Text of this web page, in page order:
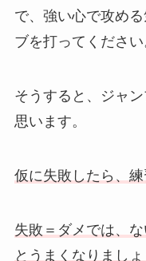
で、強い心で攻め
ブを打ってください
そうすると、ジャ
思います。
仮に失敗したら、練
失敗＝ダメでは、
とうまくなりましょ